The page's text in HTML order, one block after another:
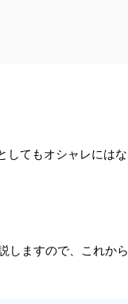
してもオシャレにはな
しますので、これから